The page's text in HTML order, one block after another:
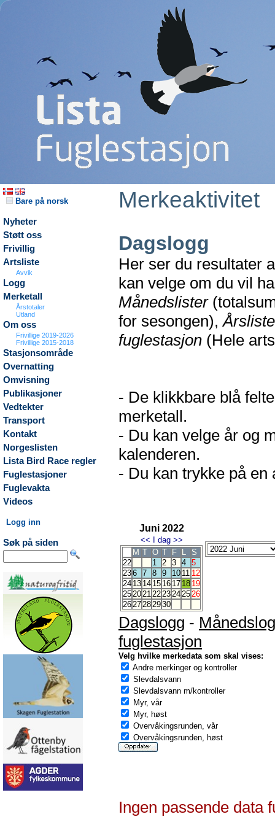
Bare på norsk
Nyheter
Støtt oss
Frivillig
Artsliste
Avvik
Logg
Merketall
Årstotaler
Utland
Om oss
Frivillige 2019-2026
Frivillige 2015-2018
Stasjonsområde
Overnatting
Omvisning
Publikasjoner
Vedtekter
Transport
Kontakt
Norgeslisten
Lista Bird Race regler
Fuglestasjoner
Fuglevakta
Videos
Logg inn
Søk på siden
Merkeaktivitet
Dagslogg
Her ser du resultater
kan velge om du vil
Månedslister
for sesongen),
fuglestasjon (Hele
- De klikkbare blå
merketall.
- Du kan velge år og
kalenderen.
- Du kan trykke på en
Juni 2022
<< I dag >>
M T O T F L
S
22
1 2 3 4 5
236 7 8 9 10 11 12
24 13 14 15 16 17 18 19
2520212223242526
2627282930
Dagslogg -
fuglestasjon
Velg hvilke merkedata som skal vises:
Andre merkinger og kontroller
Slevdalsvann
Slevdalsvann m/kontroller
Myr, vår
Myr, høst
Overvåkingsrunden, vår
Overvåkingsrunden, høst
Ingen passende data